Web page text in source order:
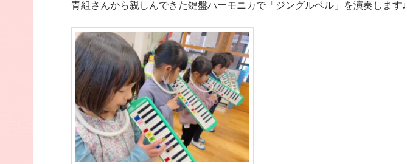
青組さんから親しんできた鍵盤ハーモニカで「ジングルベル」を演奏します♩